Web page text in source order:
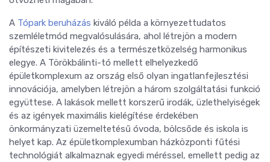
A Tópark beruházás kiváló példa a környezettudatos
szemléletmód megvalósulására, ahol létrejön a modern
építészeti kivitelezés és a természetközelség harmonikus
elegye. A Törökbálinti-tó mellett elhelyezkedő
épületkomplexum az ország első olyan ingatlanfejlesztési
innovációja, amelyben létrejön a három szolgáltatási funkció
együttese. A lakások mellett korszerű irodák, üzlethelyiségek
és az igények maximális kielégítése érdekében
önkormányzati üzemeltetésű óvoda, bölcsőde és iskola is
helyet kap. Az épületkomplexumban házközponti fűtési
technológiát alkalmaznak egyedi méréssel, emellett pedig az